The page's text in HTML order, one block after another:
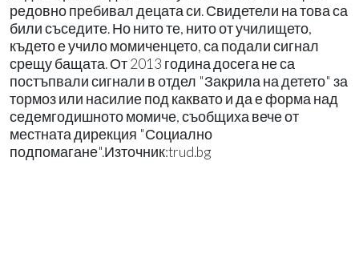
редовно пребивал децата си. Свидетели на това са
били съседите. Но нито те, нито от училището,
където е учило момиченцето, са подали сигнал
срещу бащата. От 2013 година досега не са
постъпвали сигнали в отдел "Закрила на детето" за
тормоз или насилие под каквато и да е форма над
седемгодишното момиче, съобщиха вече от
местната дирекция "Социално
подпомагане".Източник:trud.bg